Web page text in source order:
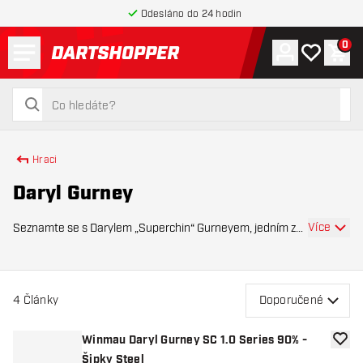
Odesláno do 24 hodin
Zpět na hlavní stránku
hledat
hledat
ÚčetMůj 0
Hraci
Daryl Gurney
Seznamte se s Darylem „Superchin“ Gurneyem, jedním z
Více
4 Články Doporučené
Winmau Daryl Gurney SC 1.0 Series 90% -
Šipky Steel